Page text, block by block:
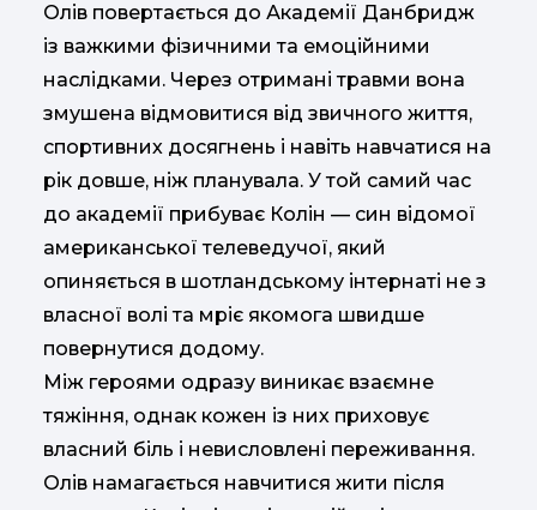
Олів повертається до Академії Данбридж
із важкими фізичними та емоційними
наслідками. Через отримані травми вона
змушена відмовитися від звичного життя,
спортивних досягнень і навіть навчатися на
рік довше, ніж планувала. У той самий час
до академії прибуває Колін — син відомої
американської телеведучої, який
опиняється в шотландському інтернаті не з
власної волі та мріє якомога швидше
повернутися додому.
Між героями одразу виникає взаємне
тяжіння, однак кожен із них приховує
власний біль і невисловлені переживання.
Олів намагається навчитися жити після